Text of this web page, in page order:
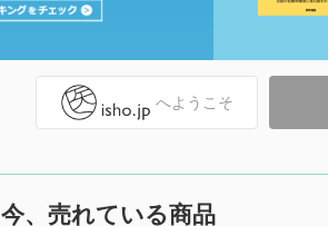
へようこそ
今、売れている商品